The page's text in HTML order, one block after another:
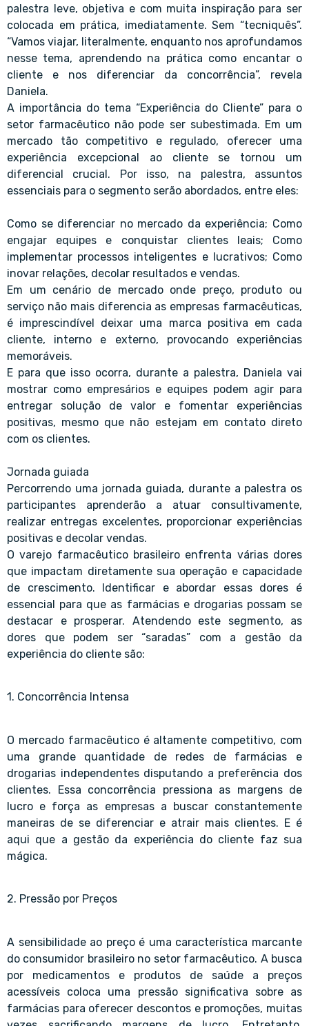
palestra leve, objetiva e com muita inspiração para ser
colocada em prática, imediatamente. Sem “tecniquês”.
“Vamos viajar, literalmente, enquanto nos aprofundamos
nesse tema, aprendendo na prática como encantar o
cliente e nos diferenciar da concorrência”, revela
Daniela.
A importância do tema “Experiência do Cliente” para o
setor farmacêutico não pode ser subestimada. Em um
mercado tão competitivo e regulado, oferecer uma
experiência excepcional ao cliente se tornou um
diferencial crucial. Por isso, na palestra, assuntos
essenciais para o segmento serão abordados, entre eles:
Como se diferenciar no mercado da experiência; Como
engajar equipes e conquistar clientes leais; Como
implementar processos inteligentes e lucrativos; Como
inovar relações, decolar resultados e vendas.
Em um cenário de mercado onde preço, produto ou
serviço não mais diferencia as empresas farmacêuticas,
é imprescindível deixar uma marca positiva em cada
cliente, interno e externo, provocando experiências
memoráveis.
E para que isso ocorra, durante a palestra, Daniela vai
mostrar como empresários e equipes podem agir para
entregar solução de valor e fomentar experiências
positivas, mesmo que não estejam em contato direto
com os clientes.
Jornada guiada
Percorrendo uma jornada guiada, durante a palestra os
participantes aprenderão a atuar consultivamente,
realizar entregas excelentes, proporcionar experiências
positivas e decolar vendas.
O varejo farmacêutico brasileiro enfrenta várias dores
que impactam diretamente sua operação e capacidade
de crescimento. Identificar e abordar essas dores é
essencial para que as farmácias e drogarias possam se
destacar e prosperar. Atendendo este segmento, as
dores que podem ser “saradas” com a gestão da
experiência do cliente são:
1. Concorrência Intensa
O mercado farmacêutico é altamente competitivo, com
uma grande quantidade de redes de farmácias e
drogarias independentes disputando a preferência dos
clientes. Essa concorrência pressiona as margens de
lucro e força as empresas a buscar constantemente
maneiras de se diferenciar e atrair mais clientes. E é
aqui que a gestão da experiência do cliente faz sua
mágica.
2. Pressão por Preços
A sensibilidade ao preço é uma característica marcante
do consumidor brasileiro no setor farmacêutico. A busca
por medicamentos e produtos de saúde a preços
acessíveis coloca uma pressão significativa sobre as
farmácias para oferecer descontos e promoções, muitas